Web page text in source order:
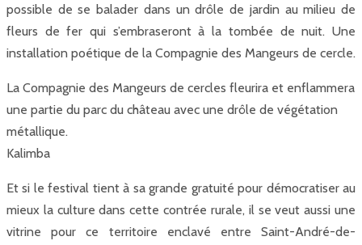
possible de se balader dans un drôle de jardin au milieu de
fleurs de fer qui s’embraseront à la tombée de nuit. Une
installation poétique de la Compagnie des Mangeurs de cercle.
La Compagnie des Mangeurs de cercles fleurira et enflammera
une partie du parc du château avec une drôle de végétation
métallique.
Kalimba
Et si le festival tient à sa grande gratuité pour démocratiser au
mieux la culture dans cette contrée rurale, il se veut aussi une
vitrine pour ce territoire enclavé entre Saint-André-de-